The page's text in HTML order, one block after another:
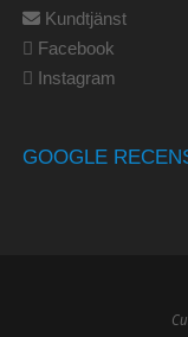
Kundtjänst
Facebook
Instagram
GOOGLE